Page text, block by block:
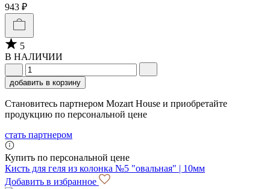
943 ₽
5
В НАЛИЧИИ
добавить в корзину
Становитесь партнером Mozart House и приобретайте
продукцию по персональной цене
стать партнером
Купить по персональной цене
Кисть для геля из колонка №5 "овальная" | 10мм
Добавить в избранное